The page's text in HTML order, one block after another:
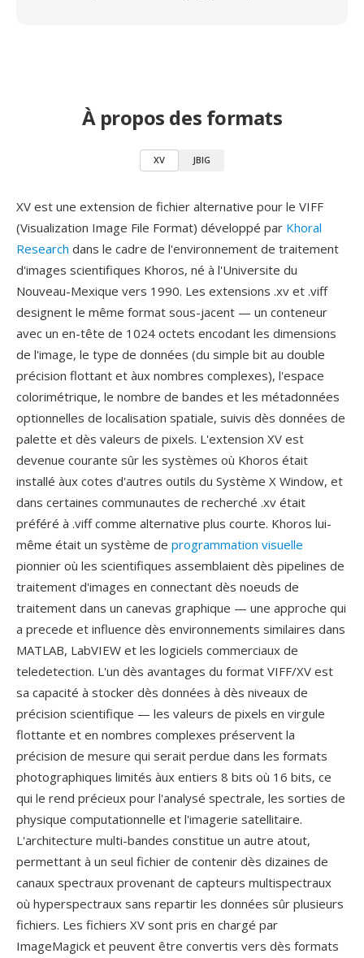
À propos des formats
XV JBIG
XV est une extension de fichier alternative pour le VIFF
(Visualization Image File Format) développé par Khoral
Research dans le cadre de l'environnement de traitement
d'images scientifiques Khoros, né à l'Universite du
Nouveau-Mexique vers 1990. Les extensions .xv et .viff
designent le même format sous-jacent — un conteneur
avec un en-tête de 1024 octets encodant les dimensions
de l'image, le type de données (du simple bit au double
précision flottant et àux nombres complexes), l'espace
colorimétrique, le nombre de bandes et les métadonnées
optionnelles de localisation spatiale, suivis dès données de
palette et dès valeurs de pixels. L'extension XV est
devenue courante sûr les systèmes où Khoros était
installé àux cotes d'autres outils du Système X Window, et
dans certaines communautes de recherché .xv était
préféré à .viff comme alternative plus courte. Khoros lui-
même était un système de programmation visuelle
pionnier où les scientifiques assemblaient dès pipelines de
traitement d'images en connectant dès noeuds de
traitement dans un canevas graphique — une approche qui
a precede et influence dès environnements similaires dans
MATLAB, LabVIEW et les logiciels commerciaux de
teledetection. L'un dès avantages du format VIFF/XV est
sa capacité à stocker dès données à dès niveaux de
précision scientifique — les valeurs de pixels en virgule
flottante et en nombres complexes préservent la
précision de mesure qui serait perdue dans les formats
photographiques limités àux entiers 8 bits où 16 bits, ce
qui le rend précieux pour l'analysé spectrale, les sorties de
physique computationnelle et l'imagerie satellitaire.
L'architecture multi-bandes constitue un autre atout,
permettant à un seul fichier de contenir dès dizaines de
canaux spectraux provenant de capteurs multispectraux
où hyperspectraux sans repartir les données sûr plusieurs
fichiers. Les fichiers XV sont pris en chargé par
ImageMagick et peuvent être convertis vers dès formats